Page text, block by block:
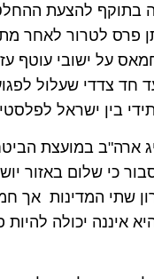
בתוקף להצעת
פרס לטרור לאחר
חד צדדי שעלול
בין ישראל
ארה"ב במועצת
כי שלום באזור
שתי המדינות אך
איננה יכולה